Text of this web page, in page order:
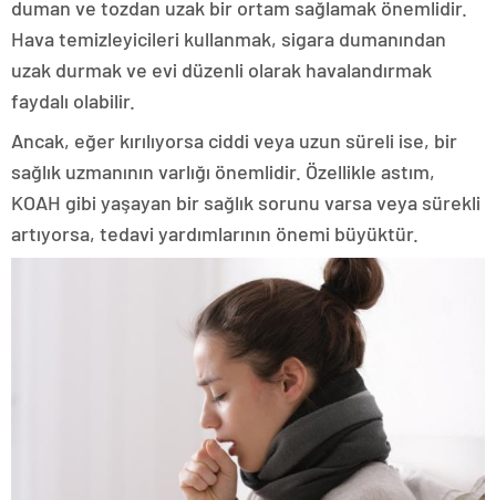
duman ve tozdan uzak bir ortam sağlamak önemlidir.
Hava temizleyicileri kullanmak, sigara dumanından
uzak durmak ve evi düzenli olarak havalandırmak
faydalı olabilir.
Ancak, eğer kırılıyorsa ciddi veya uzun süreli ise, bir
sağlık uzmanının varlığı önemlidir. Özellikle astım,
KOAH gibi yaşayan bir sağlık sorunu varsa veya sürekli
artıyorsa, tedavi yardımlarının önemi büyüktür.